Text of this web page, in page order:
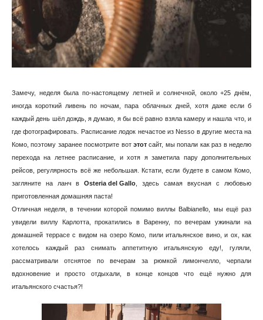
Замечу, неделя была по-настоящему летней и солнечной, около +25 днём,
иногда короткий ливень по ночам, пара облачных дней, хотя даже если б
каждый день шёл дождь, я думаю, я бы всё равно взяла камеру и нашла что, и
где фотографировать. Расписание лодок нечастое из Nesso в другие места на
Комо, поэтому заранее посмотрите вот этот сайт, мы попали как раз в неделю
перехода на летнее расписание, и хотя я заметила пару дополнительных
рейсов, регулярность всё же небольшая. Кстати, если будете в самом Комо,
загляните на ланч в Osteria del Gallo , здесь самая вкусная с любовью
приготовленная домашняя паста!
Отличная неделя, в течении которой помимо виллы Balbianello, мы ещё раз
увидели виллу Карлотта, прокатились в Варенну, по вечерам ужинали на
домашней террасе с видом на озеро Комо, пили итальянское вино, и ох, как
хотелось каждый раз снимать аппетитную итальянскую еду!, гуляли,
рассматривали отснятое по вечерам за рюмкой лимончелло, черпали
вдохновение и просто отдыхали, в конце концов что ещё нужно для
итальянского счастья?!